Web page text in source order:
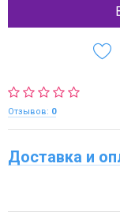
Отзывов: 0
Доставка и